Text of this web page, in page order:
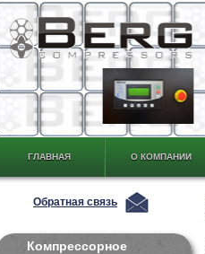
ГЛАВНАЯ О КОМПАНИИ
Обратная связь
Компрессорное